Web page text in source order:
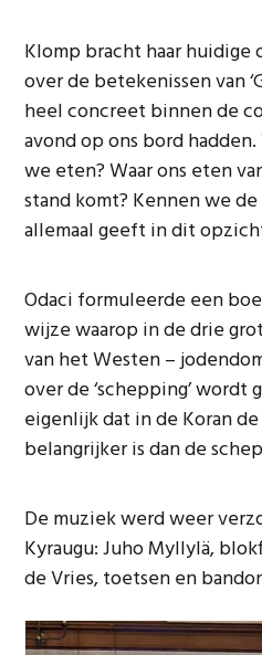
Klomp bracht haar huidige
over de betekenissen van
heel concreet binnen de
avond op ons bord
we eten? Waar ons eten
stand komt? Kennen we
allemaal geeft in dit
Odaci formuleerde een
wijze waarop in de drie
van het Westen –
over de ‘schepping’
eigenlijk dat in de Koran
belangrijker is dan de
De muziek werd weer
Kyraugu: Juho Myllylä,
de Vries, toetsen en